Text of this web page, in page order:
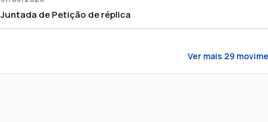
Juntada de Petição de réplica
Ver mais 29